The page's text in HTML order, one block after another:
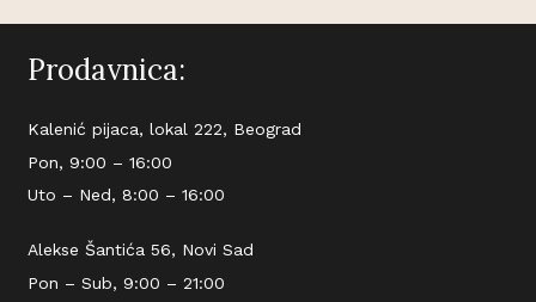
Prodavnica:
Kalenić pijaca, lokal 222, Beograd
Pon, 9:00 – 16:00
Uto – Ned, 8:00 – 16:00
Alekse Šantića 56, Novi Sad
Pon – Sub, 9:00 – 21:00